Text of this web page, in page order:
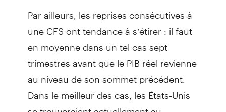
Par ailleurs, les reprises consécutives à
une CFS ont tendance à s’étirer : il faut
en moyenne dans un tel cas sept
trimestres avant que le PIB réel revienne
au niveau de son sommet précédent.
Dans le meilleur des cas, les États-Unis
se trouveraient actuellement au